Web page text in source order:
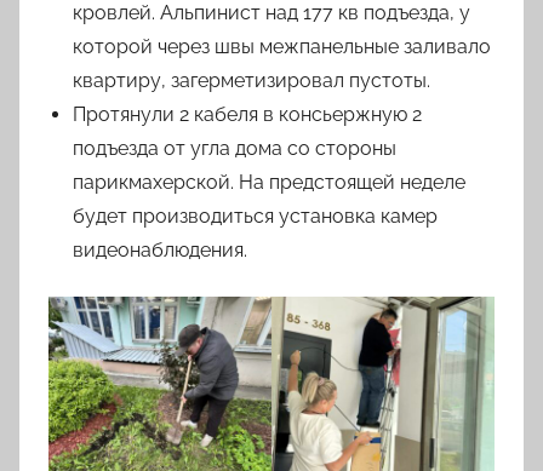
кровлей. Альпинист над 177 кв подъезда, у
которой через швы межпанельные заливало
квартиру, загерметизировал пустоты.
Протянули 2 кабеля в консьержную 2
подъезда от угла дома со стороны
парикмахерской. На предстоящей неделе
будет производиться установка камер
видеонаблюдения.